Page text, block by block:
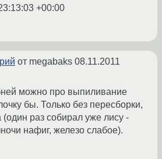
+00:00
от megabaks 08.11.2011
можно про выпиливание
бы. Только без пересборки,
(один раз собирал уже лису -
нафиг, железо слабое).